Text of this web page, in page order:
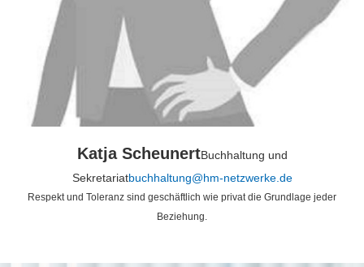
Katja ScheunertBuchhaltung und
Sekretariatbuchhaltung@hm-netzwerke.de
Respekt und Toleranz sind geschäftlich wie privat die Grundlage jeder
Beziehung.